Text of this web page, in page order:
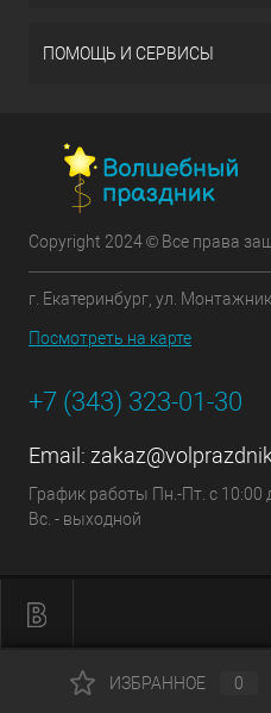
ПОМОЩЬ И СЕРВИСЫ
Copyright 2024 © Все права
г. Екатеринбург, ул.
Посмотреть на карте
+7 (343) 323-01-30
Email:
График работы Пн.-Пт. с 10:00
Вс. - выходной
ИЗБРАННОЕ 0